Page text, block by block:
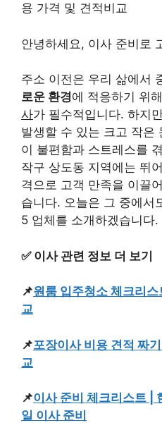
용 가격 및 견적비교
안녕하세요, 이사 준비로
주소 이전은 우리 삶에서
로운 환경에 적응하기 위
사가 필수적입니다. 하지
발생할 수 있는 크고 작은
이 불편함과 스트레스를
작구 상도동 지역에는 뛰
격으로 고객 만족을 이끌
습니다. 오늘은 그 중에서
5 업체를 소개하겠습니다.
✅ 이사 관련 정보 더 보기
📌원룸 입주청소 체크리스
교
📌포장이사 비용 견적 짜
교
📌이사 준비 체크리스트 |
일 이사 준비